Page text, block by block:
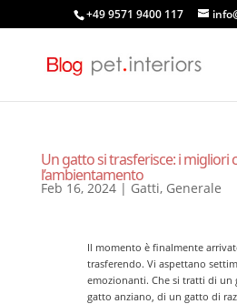
+49 9571 9400 117
Un gatto si trasferisce: i migliori
l’ambientamento
Feb 16, 2024| Gatti, Generale
Il momento è finalmente
trasferendo. Vi aspettano
emozionanti. Che si tratti di un
gatto anziano, di un gatto di